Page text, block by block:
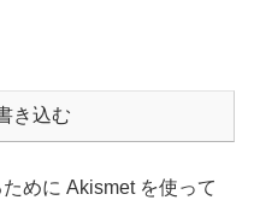
き込む
めに Akismet を使って